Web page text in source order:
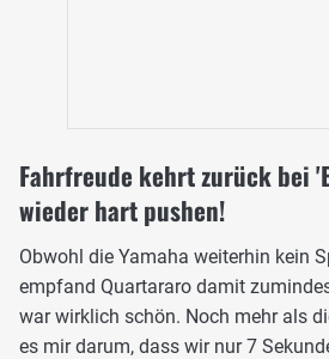
Fahrfreude kehrt zurück bei
wieder hart pushen!
Obwohl die Yamaha weiterhin kein
empfand Quartararo damit
war wirklich schön. Noch mehr als
es mir darum, dass wir nur 7